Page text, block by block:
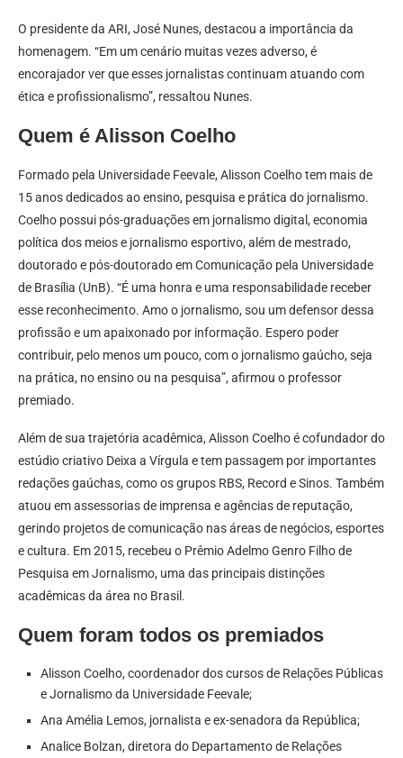
O presidente da ARI, José Nunes, destacou a importância da
homenagem. “Em um cenário muitas vezes adverso, é
encorajador ver que esses jornalistas continuam atuando com
ética e profissionalismo”, ressaltou Nunes.
Quem é Alisson Coelho
Formado pela Universidade Feevale, Alisson Coelho tem mais de
15 anos dedicados ao ensino, pesquisa e prática do jornalismo.
Coelho possui pós-graduações em jornalismo digital, economia
política dos meios e jornalismo esportivo, além de mestrado,
doutorado e pós-doutorado em Comunicação pela Universidade
de Brasília (UnB). “É uma honra e uma responsabilidade receber
esse reconhecimento. Amo o jornalismo, sou um defensor dessa
profissão e um apaixonado por informação. Espero poder
contribuir, pelo menos um pouco, com o jornalismo gaúcho, seja
na prática, no ensino ou na pesquisa”, afirmou o professor
premiado.
Além de sua trajetória acadêmica, Alisson Coelho é cofundador do
estúdio criativo Deixa a Vírgula e tem passagem por importantes
redações gaúchas, como os grupos RBS, Record e Sinos. Também
atuou em assessorias de imprensa e agências de reputação,
gerindo projetos de comunicação nas áreas de negócios, esportes
e cultura. Em 2015, recebeu o Prêmio Adelmo Genro Filho de
Pesquisa em Jornalismo, uma das principais distinções
acadêmicas da área no Brasil.
Quem foram todos os premiados
Alisson Coelho, coordenador dos cursos de Relações Públicas
e Jornalismo da Universidade Feevale;
Ana Amélia Lemos, jornalista e ex-senadora da República;
Analice Bolzan, diretora do Departamento de Relações